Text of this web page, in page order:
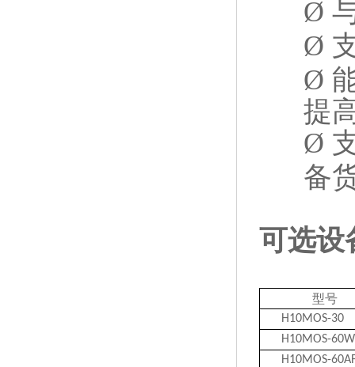
Ø
Ø
Ø
提
Ø
备
可选设
型号
H10MOS-30
H10MOS-60W
H10MOS-